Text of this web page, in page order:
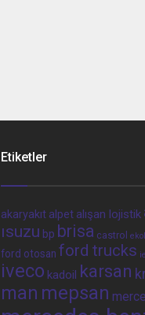
Etiketler
akaryakıt alpet alışan lojistik
ısuzu bp brisa castrol ekol
ford otosan ford trucks
iveco kadoil karsan
man mepsan